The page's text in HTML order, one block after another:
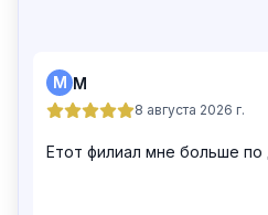
Рубашка женская 46313-4